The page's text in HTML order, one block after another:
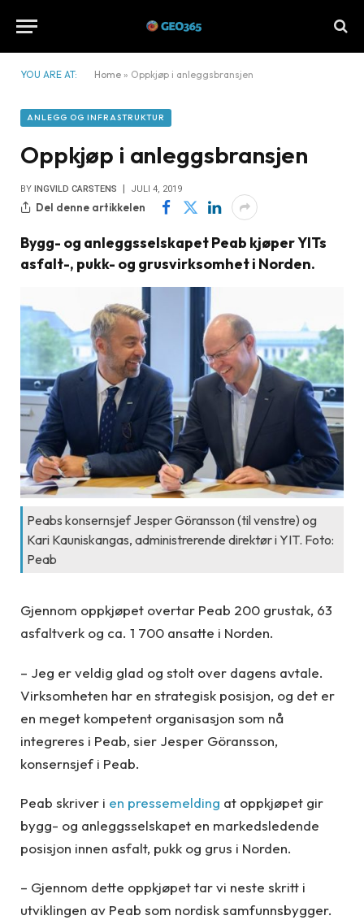
YOU ARE AT: Home » Oppkjøp i anleggsbransjen
ANLEGG OG INFRASTRUKTUR
Oppkjøp i anleggsbransjen
BY INGVILD CARSTENS JULI 4, 2019
Del denne artikkelen
Bygg- og anleggsselskapet Peab kjøper YITs
asfalt-, pukk- og grusvirksomhet i Norden.
Peabs konsernsjef Jesper Göransson (til venstre) og
Kari Kauniskangas, administrerende direktør i YIT. Foto:
Peab
Gjennom oppkjøpet overtar Peab 200 grustak, 63
asfaltverk og ca. 1 700 ansatte i Norden.
– Jeg er veldig glad og stolt over dagens avtale.
Virksomheten har en strategisk posisjon, og det er
en meget kompetent organisasjon som nå
integreres i Peab, sier Jesper Göransson,
konsernsjef i Peab.
Peab skriver i en pressemelding at oppkjøpet gir
bygg- og anleggsselskapet en markedsledende
posisjon innen asfalt, pukk og grus i Norden.
– Gjennom dette oppkjøpet tar vi neste skritt i
utviklingen av Peab som nordisk samfunnsbygger.